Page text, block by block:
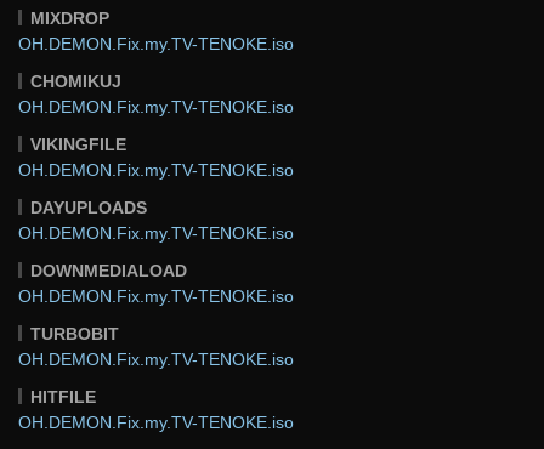
MIXDROP
OH.DEMON.Fix.my.TV-TENOKE.iso
CHOMIKUJ
OH.DEMON.Fix.my.TV-TENOKE.iso
VIKINGFILE
OH.DEMON.Fix.my.TV-TENOKE.iso
DAYUPLOADS
OH.DEMON.Fix.my.TV-TENOKE.iso
DOWNMEDIALOAD
OH.DEMON.Fix.my.TV-TENOKE.iso
TURBOBIT
OH.DEMON.Fix.my.TV-TENOKE.iso
HITFILE
OH.DEMON.Fix.my.TV-TENOKE.iso